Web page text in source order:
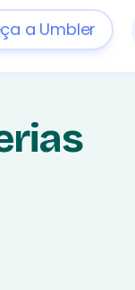
a Umbler